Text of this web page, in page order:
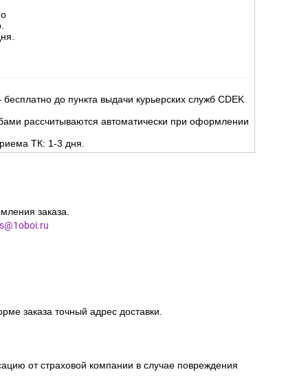
до пункта выдачи курьерских служб CDEK
рассчитываются автоматически при оформлении
ТК: 1-3 дня.
заказа.
заказа точный адрес доставки.
от страховой компании в случае повреждения